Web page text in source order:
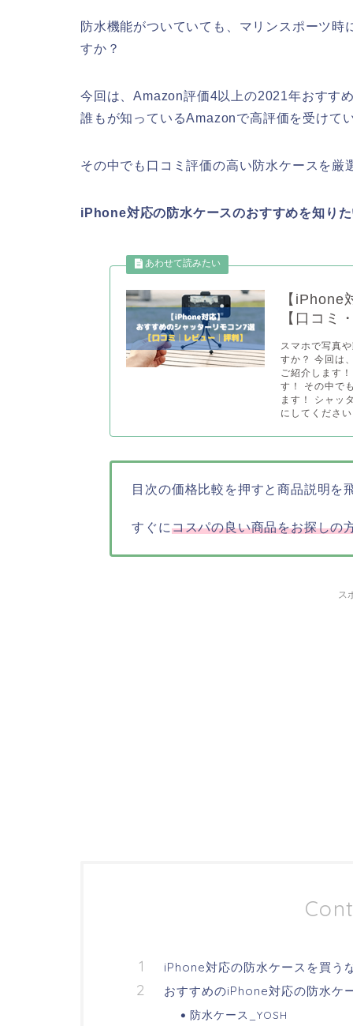
防水機能がついていても、マリンスポーツ
すか？
今回は、Amazon評価4以上の2021年おすす
誰もが知っているAmazonで高評価を受けて
その中でも口コミ評価の高い防水ケースを厳
iPhone対応の防水ケースのおすすめを知り
【iPhone
【口コミ
スマホで写真
すか？ 今回は
ご紹介します
す！ その中で
ます！ シャッ
にしてくださ
目次の価格比較を押すと商品説明を
すぐにコスパの良い商品をお探しの
ス
iPhone対応の防水ケースを買う
おすすめのiPhone対応の防水ケ
防水ケース_YOSH